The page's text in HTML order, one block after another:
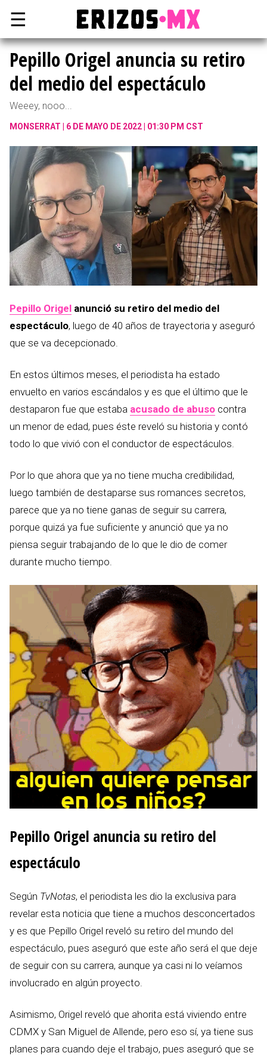
☰
Pepillo Origel anuncia su retiro
del medio del espectáculo
Weeey, nooo...
MONSERRAT 6 DE MAYO DE 2022 | 01:30 PM CST
Pepillo Origel anunció su retiro del medio del
espectáculo, luego de 40 años de trayectoria y aseguró
que se va decepcionado.
En estos últimos meses, el periodista ha estado
envuelto en varios escándalos y es que el último que le
destaparon fue que estaba acusado de abuso contra
un menor de edad, pues éste reveló su historia y contó
todo lo que vivió con el conductor de espectáculos.
Por lo que ahora que ya no tiene mucha credibilidad,
luego también de destaparse sus romances secretos,
parece que ya no tiene ganas de seguir su carrera,
porque quizá ya fue suficiente y anunció que ya no
piensa seguir trabajando de lo que le dio de comer
durante mucho tiempo.
Pepillo Origel anuncia su retiro del
espectáculo
Según TvNotas, el periodista les dio la exclusiva para
revelar esta noticia que tiene a muchos desconcertados
y es que Pepillo Origel reveló su retiro del mundo del
espectáculo, pues aseguró que este año será el que deje
de seguir con su carrera, aunque ya casi ni lo veíamos
involucrado en algún proyecto.
Asimismo, Origel reveló que ahorita está viviendo entre
CDMX y San Miguel de Allende, pero eso sí, ya tiene sus
planes para cuando deje el trabajo, pues aseguró que se